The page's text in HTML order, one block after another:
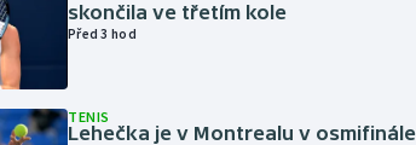
skončila ve třetím kole
Před 3 hod
TENIS
Lehečka je v Montrealu v osmifinále